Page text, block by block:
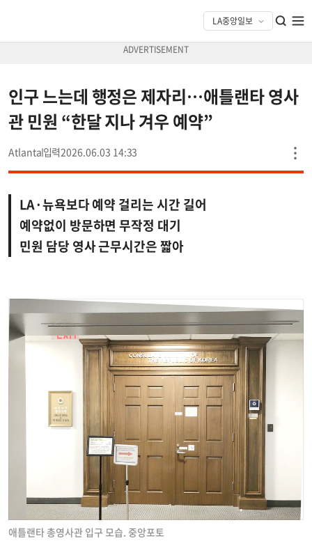
인구 느는데 행정은 제자리…애틀랜타 영사
관 민원 “한달 지나 겨우 예약”
Atlanta 2026.06.03 14:33
LA·뉴욕보다 예약 걸리는 시간 길어
예약없이 방문하면 무작정 대기
민원 담당 영사 근무시간은 짧아
애틀랜타 총영사관 입구 모습. 중앙포토